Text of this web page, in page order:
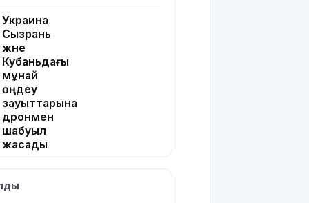
Украина
Сызрань
және
Кубаньдағы
мұнай
өңдеу
зауыттарына
дронмен
шабуыл
жасады
«Жасыл